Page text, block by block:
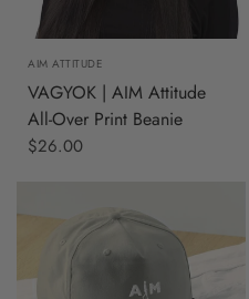
AIM ATTITUDE
VAGYOK | AIM Attitude
All-Over Print Beanie
$26.00